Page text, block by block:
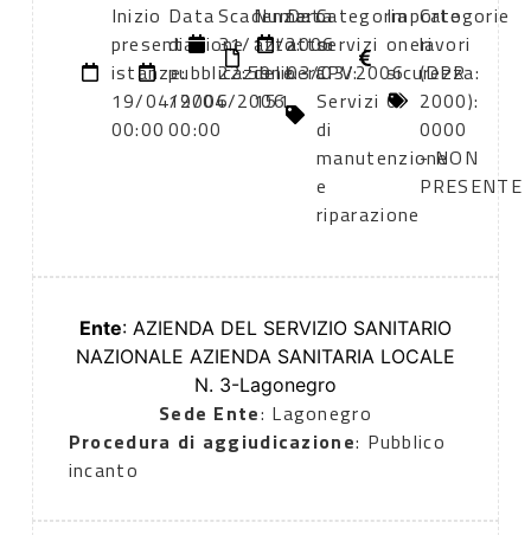
Inizio
presentazione
istanze:
19/04/2006
00:00
Data
di
pubblicazione:
19/04/2006
00:00
Scadenza:
31/12/2006
22:59
Numero
atto:
delibera
151
Data
atto:
03/03/2006
Categoria
servizi
CPV:
Servizi
di
manutenzione
e
riparazione
Importo
oneri
sicurezza:
0
Categorie
lavori
(DPR
2000):
0000
- NON
PRESENTE
Ente: AZIENDA DEL SERVIZIO SANITARIO
NAZIONALE AZIENDA SANITARIA LOCALE
N. 3-Lagonegro
Sede Ente: Lagonegro
Procedura di aggiudicazione: Pubblico
incanto